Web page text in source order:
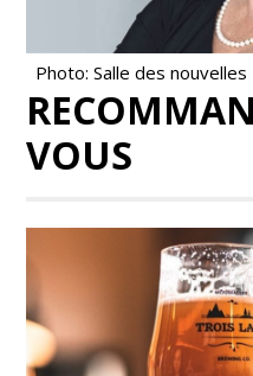
Photo: Salle des nouvelles
VOUS